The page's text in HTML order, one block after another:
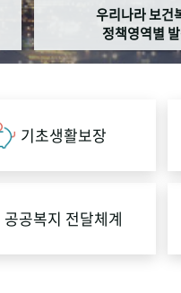
우리나라 보건
정책영역별
기초생활보장
공공복지 전달체계